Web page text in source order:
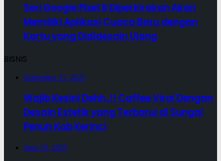
Seri Google Pixel 9 Diperkirakan Akan
Memiliki Aplikasi Cuaca Baru dengan
Kartu yang Dididesain Ulang
BISNIS
September 11, 2025
Wajib Kesini Dehh..!! Caffee Viral Dengan
Desain Estetik yang Terbarui di Sungai
Penuh Kab Kerinci
June 10, 2025